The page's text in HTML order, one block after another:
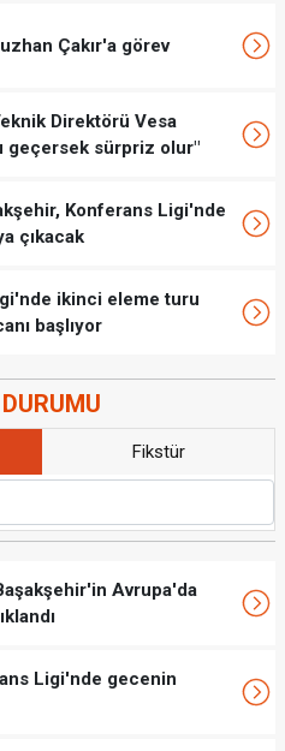
Çakır'a görev
Direktörü Vesa
geçersek sürpriz olur"
Konferans Ligi'nde
çıkacak
ikinci eleme turu
başlıyor
Fikstür
Avrupa'da
Ligi'nde gecenin